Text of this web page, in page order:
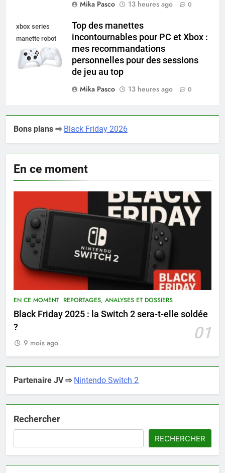
Mika Pasco 13 heures ago 0
xbox series
manette robot
white
Top des manettes
incontournables pour PC et Xbox :
mes recommandations
personnelles pour des sessions
de jeu au top
Mika Pasco
13 heures ago 0
Bons plans ⇨ Black Friday 2026
En ce moment
EN CE MOMENT REPORTAGES, ANALYSES ET DOSSIERS
Black Friday 2025 : la Switch 2 sera-t-elle soldée
?
01
9 mois ago
Partenaire JV ⇨ Nintendo Switch 2
Rechercher
RECHERCHER